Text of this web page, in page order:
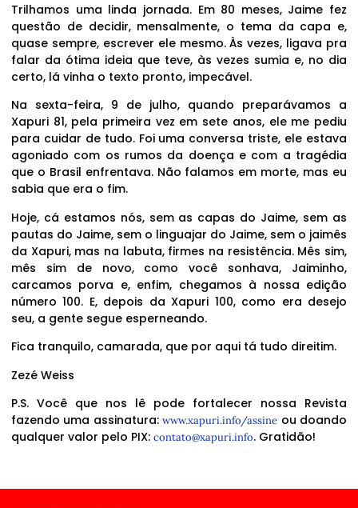
Trilhamos uma linda jornada. Em 80 meses, Jaime fez
questão de decidir, mensalmente, o tema da capa e,
quase sempre, escrever ele mesmo. Às vezes, ligava pra
falar da ótima ideia que teve, às vezes sumia e, no dia
certo, lá vinha o texto pronto, impecável.
Na sexta-feira, 9 de julho, quando preparávamos a
Xapuri 81, pela primeira vez em sete anos, ele me pediu
para cuidar de tudo. Foi uma conversa triste, ele estava
agoniado com os rumos da doença e com a tragédia
que o Brasil enfrentava. Não falamos em morte, mas eu
sabia que era o fim.
Hoje, cá estamos nós, sem as capas do Jaime, sem as
pautas do Jaime, sem o linguajar do Jaime, sem o jaimês
da Xapuri, mas na labuta, firmes na resistência. Mês sim,
mês sim de novo, como você sonhava, Jaiminho,
carcamos porva e, enfim, chegamos à nossa edição
número 100. E, depois da Xapuri 100, como era desejo
seu, a gente segue esperneando.
Fica tranquilo, camarada, que por aqui tá tudo direitim.
Zezé Weiss
P.S. Você que nos lê pode fortalecer nossa Revista
fazendo uma assinatura:www.xapuri.info/assine ou doando
qualquer valor pelo PIX: contato@xapuri.info. Gratidão!